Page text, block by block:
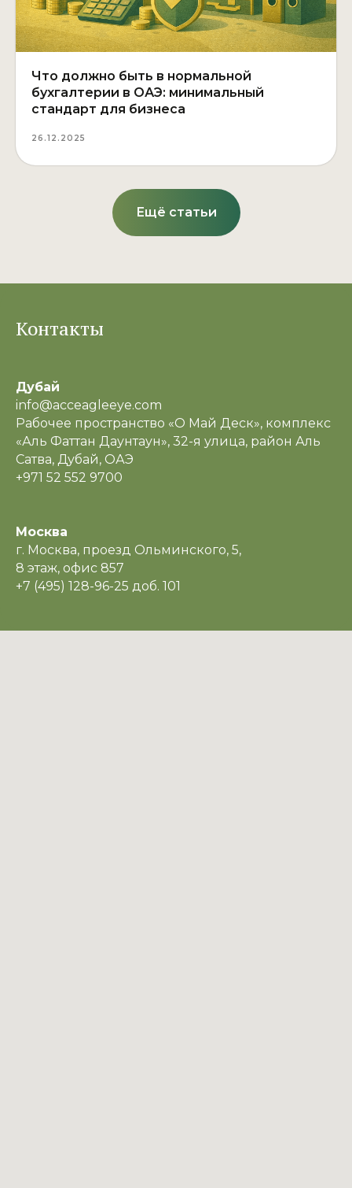
Что должно быть в нормальной
бухгалтерии в ОАЭ: минимальный
стандарт для бизнеса
26.12.2025
Ещё статьи
Контакты
Дубай
info@acceagleeye.com
Рабочее пространство «О Май Деск», комплекс
«Аль Фаттан Даунтаун», 32-я улица, район Аль
Сатва, Дубай, ОАЭ
+971 52 552 9700
Москва
г. Москва, проезд Ольминского, 5,
8 этаж, офис 857
+7 (495) 128-96-25 доб. 101